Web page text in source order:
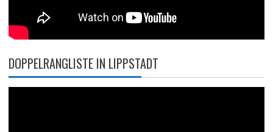
DOPPELRANGLISTE IN LIPPSTADT